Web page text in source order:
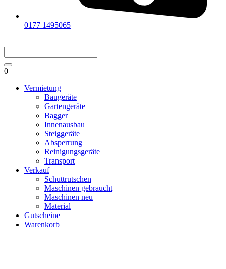
0177 1495065
0
Vermietung
Baugeräte
Gartengeräte
Bagger
Innenausbau
Steiggeräte
Absperrung
Reinigungsgeräte
Transport
Verkauf
Schuttrutschen
Maschinen gebraucht
Maschinen neu
Material
Gutscheine
Warenkorb